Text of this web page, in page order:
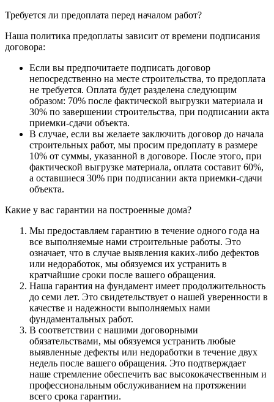
Требуется ли предоплата перед началом работ?
Наша политика предоплаты зависит от времени подписания
договора:
Если вы предпочитаете подписать договор
непосредственно на месте строительства, то предоплата
не требуется. Оплата будет разделена следующим
образом: 70% после фактической выгрузки материала и
30% по завершении строительства, при подписании акта
приемки-сдачи объекта.
В случае, если вы желаете заключить договор до начала
строительных работ, мы просим предоплату в размере
10% от суммы, указанной в договоре. После этого, при
фактической выгрузке материала, оплата составит 60%,
а оставшиеся 30% при подписании акта приемки-сдачи
объекта.
Какие у вас гарантии на построенные дома?
Мы предоставляем гарантию в течение одного года на
все выполняемые нами строительные работы. Это
означает, что в случае выявления каких-либо дефектов
или недоработок, мы обязуемся их устранить в
кратчайшие сроки после вашего обращения.
Наша гарантия на фундамент имеет продолжительность
до семи лет. Это свидетельствует о нашей уверенности в
качестве и надежности выполняемых нами
фундаментальных работ.
В соответствии с нашими договорными
обязательствами, мы обязуемся устранить любые
выявленные дефекты или недоработки в течение двух
недель после вашего обращения. Это подтверждает
наше стремление обеспечить вас высококачественным и
профессиональным обслуживанием на протяжении
всего срока гарантии.